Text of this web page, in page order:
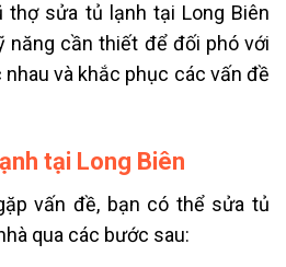
thợ sửa tủ lạnh tại Long Biên
năng cần thiết để đối phó với
và khắc phục các vấn đề
tại Long Biên
vấn đề, bạn có thể sửa tủ
qua các bước sau: